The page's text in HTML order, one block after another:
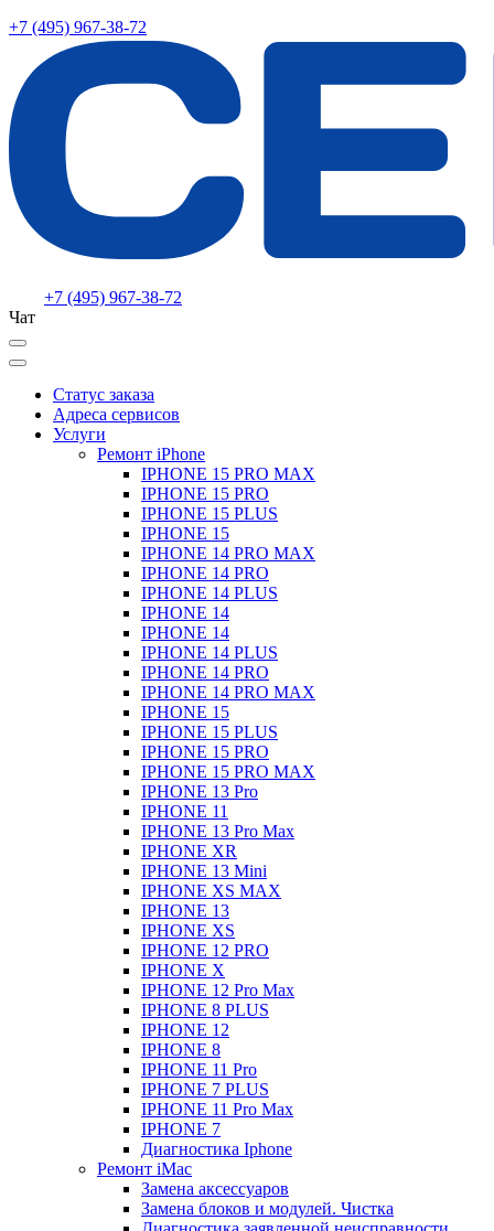
+7 (495) 967-38-72
+7 (495) 967-38-72
Чат
Статус заказа
Адреса сервисов
Услуги
Ремонт iPhone
IPHONE 15 PRO MAX
IPHONE 15 PRO
IPHONE 15 PLUS
IPHONE 15
IPHONE 14 PRO MAX
IPHONE 14 PRO
IPHONE 14 PLUS
IPHONE 14
IPHONE 14
IPHONE 14 PLUS
IPHONE 14 PRO
IPHONE 14 PRO MAX
IPHONE 15
IPHONE 15 PLUS
IPHONE 15 PRO
IPHONE 15 PRO MAX
IPHONE 13 Pro
IPHONE 11
IPHONE 13 Pro Max
IPHONE XR
IPHONE 13 Mini
IPHONE XS MAX
IPHONE 13
IPHONE XS
IPHONE 12 PRO
IPHONE X
IPHONE 12 Pro Max
IPHONE 8 PLUS
IPHONE 12
IPHONE 8
IPHONE 11 Pro
IPHONE 7 PLUS
IPHONE 11 Pro Max
IPHONE 7
Диагностика Iphone
Ремонт iMac
Замена аксессуаров
Замена блоков и модулей. Чистка